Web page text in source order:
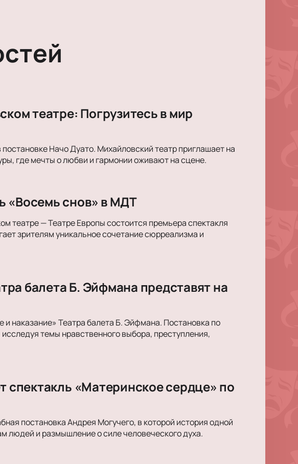
театре: Погрузитесь в мир
Начо Дуато. Михайловский театр приглашает на
где мечты о любви и гармонии оживают на сцене.
«Восемь снов» в МДТ
театре — Театре Европы состоится премьера спектакля
зрителям уникальное сочетание сюрреализма и
балета Б. Эйфмана представят на
наказание» Театра балета Б. Эйфмана. Постановка по
темы нравственного выбора, преступления,
спектакль «Материнское сердце» по
постановка Андрея Могучего, в которой история одной
людей и размышление о силе человеческого духа.